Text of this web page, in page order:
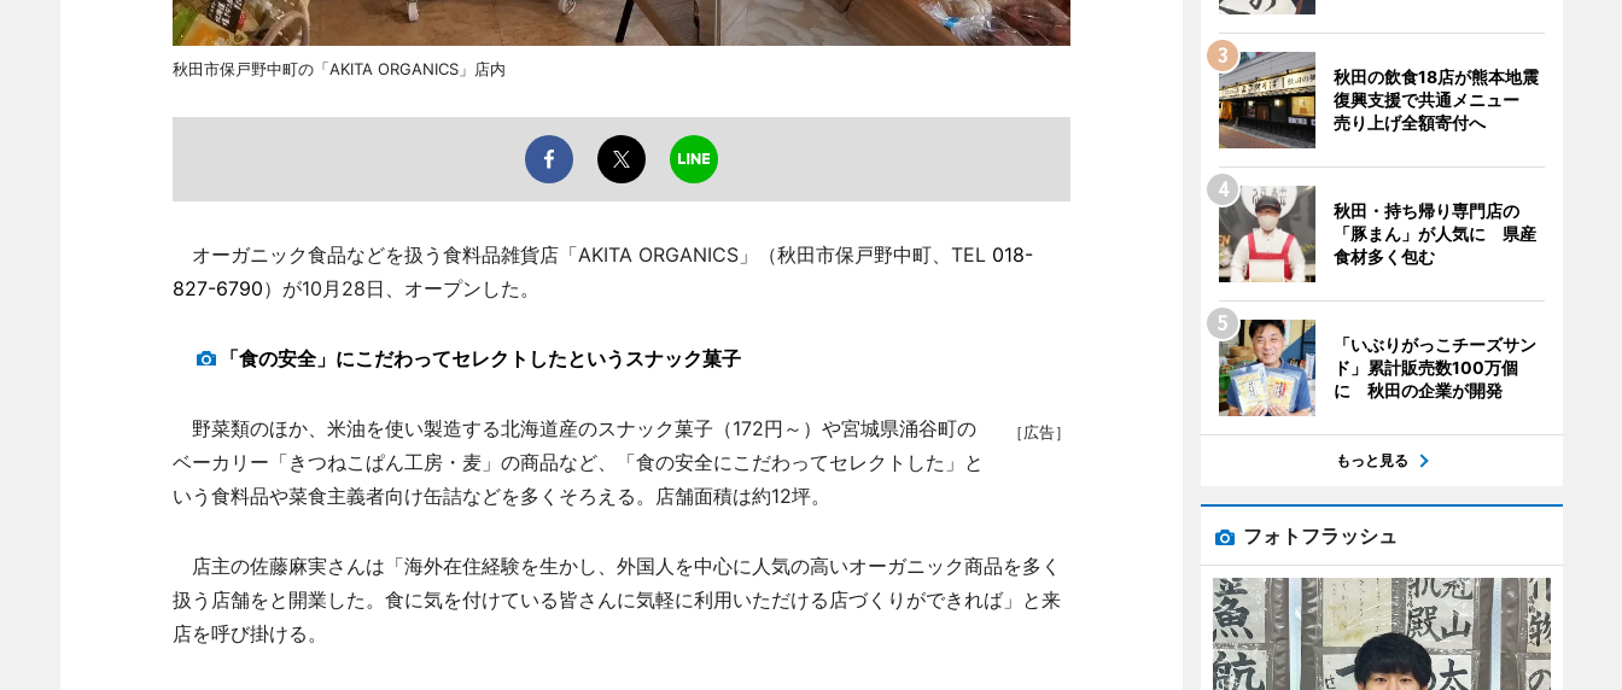
秋田市保戸野中町の「AKITA ORGANICS」店内
オーガニック食品などを扱う食料品雑貨店「AKITA ORGANICS」（秋田市保戸野中町、TEL 018-
827-6790）が10月28日、オープンした。
「食の安全」にこだわってセレクトしたというスナック菓子
［広告］
野菜類のほか、米油を使い製造する北海道産のスナック菓子（172円～）や宮城県涌谷町の
ベーカリー「きつねこぱん工房・麦」の商品など、「食の安全にこだわってセレクトした」と
いう食料品や菜食主義者向け缶詰などを多くそろえる。店舗面積は約12坪。
店主の佐藤麻実さんは「海外在住経験を生かし、外国人を中心に人気の高いオーガニック商品を多く
扱う店舗をと開業した。食に気を付けている皆さんに気軽に利用いただける店づくりができれば」と来
店を呼び掛ける。
秋田の飲食18店が熊本地震
復興支援で共通メニュー
売り上げ全額寄付へ
秋田・持ち帰り専門店の
「豚まん」が人気に 県産
食材多く包む
「いぶりがっこチーズサン
ド」累計販売数100万個
に 秋田の企業が開発
もっと見る
フォトフラッシュ